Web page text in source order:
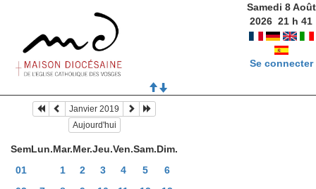
Samedi 8 Août
2026 21 h41
Se connecter
Janvier 2019
Aujourd'hui
SemLun.Mar.Mer.Jeu.Ven.Sam.Dim.
01
1 2 3 4 5
6